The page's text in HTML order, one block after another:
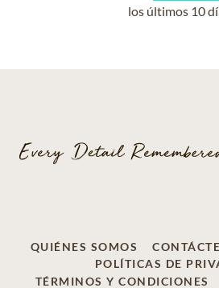
los últimos 10
QUIÉNES SOMOS
POLÍTICAS DE
TÉRMINOS Y CONDICIONES